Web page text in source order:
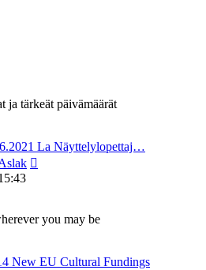
ja tärkeät päivämäärät
La Näyttelylopettaj…
you may be
New EU Cultural Fundings